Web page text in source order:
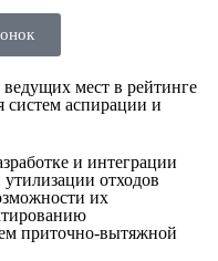
мест в рейтинге
систем аспирации и
и интеграции
отходов
их
приточно-вытяжной